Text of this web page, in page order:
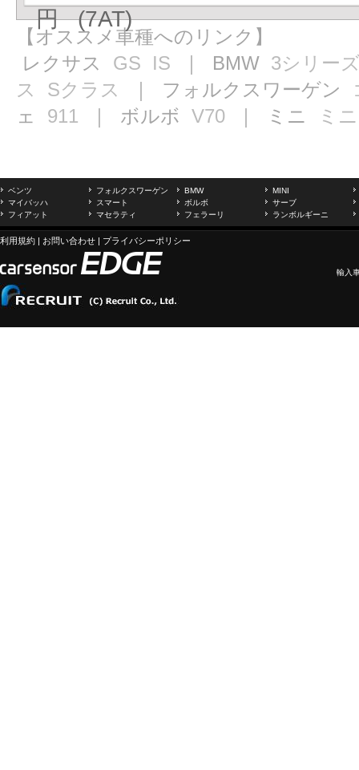
円 (7AT)
【オススメ車種へのリンク】
レクサス GS IS ｜ BMW 3シリー
ス
Sクラス ｜ フォルクスワーゲン
ェ 911 ｜ ボルボ V70 ｜ ミニ ミニ
ベンツ フォルクスワーゲン BMW
MINI
マイバッハ
スマート ボルボ
サーブ
フィアット
マセラティ フェラーリ ランボルギーニ
利用規約 | お問い合わせ | プライバシーポリシー
輸入